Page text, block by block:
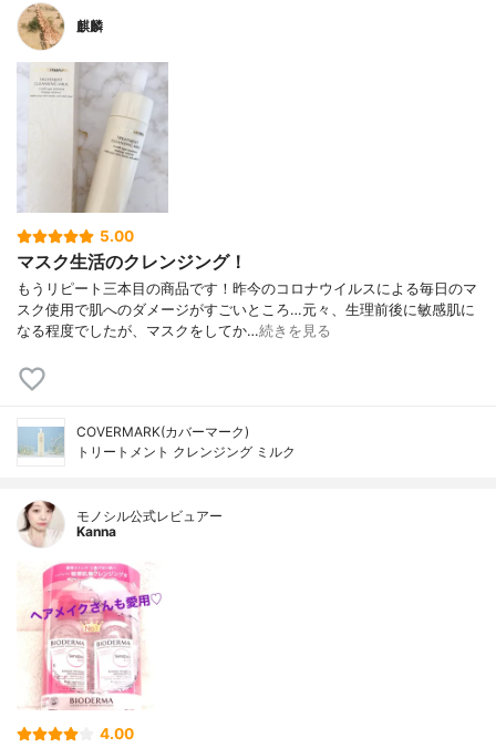
麒麟
5.00
マスク生活のクレンジング！
もうリピート三本目の商品です！昨今のコロナウイルスによる毎日のマ
スク使用で肌へのダメージがすごいところ…元々、生理前後に敏感肌に
なる程度でしたが、マスクをしてか…続きを見る
COVERMARK(カバーマーク)
トリートメント クレンジング ミルク
モノシル公式レビュアー
Kanna
4.00